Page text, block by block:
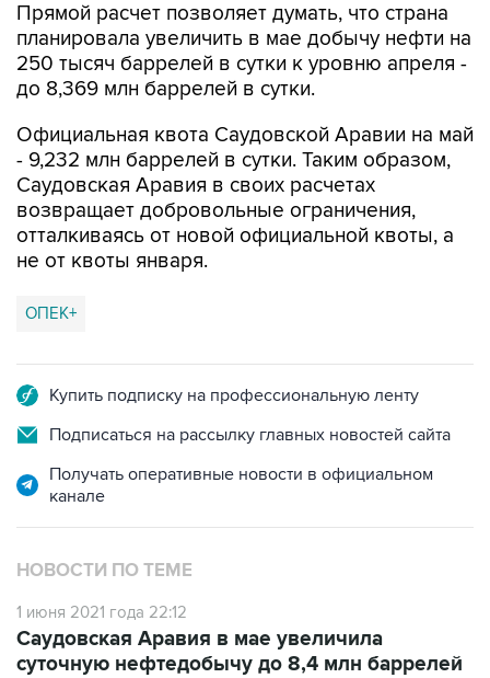
Прямой расчет позволяет думать, что страна
планировала увеличить в мае добычу нефти на
250 тысяч баррелей в сутки к уровню апреля -
до 8,369 млн баррелей в сутки.
Официальная квота Саудовской Аравии на май
- 9,232 млн баррелей в сутки. Таким образом,
Саудовская Аравия в своих расчетах
возвращает добровольные ограничения,
отталкиваясь от новой официальной квоты, а
не от квоты января.
ОПЕК+
Купить подписку на профессиональную ленту
Подписаться на рассылку главных новостей сайта
Получать оперативные новости в официальном
канале
НОВОСТИ ПО ТЕМЕ
1 июня 2021 года 22:12
Саудовская Аравия в мае увеличила
суточную нефтедобычу до 8,4 млн баррелей